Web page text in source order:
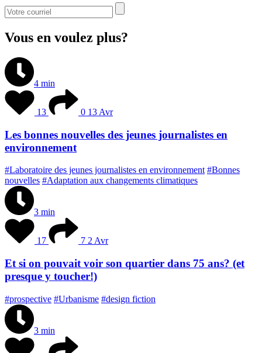
Vous en voulez plus?
4 min
13 0 13 Avr
Les bonnes nouvelles des jeunes journalistes en
environnement
#Laboratoire des jeunes journalistes en environnement #Bonnes
nouvelles #Adaptation aux changements climatiques
3 min
17 7 2 Avr
Et si on pouvait voir son quartier dans 75 ans? (et
presque y toucher!)
#prospective #Urbanisme #design fiction
3 min